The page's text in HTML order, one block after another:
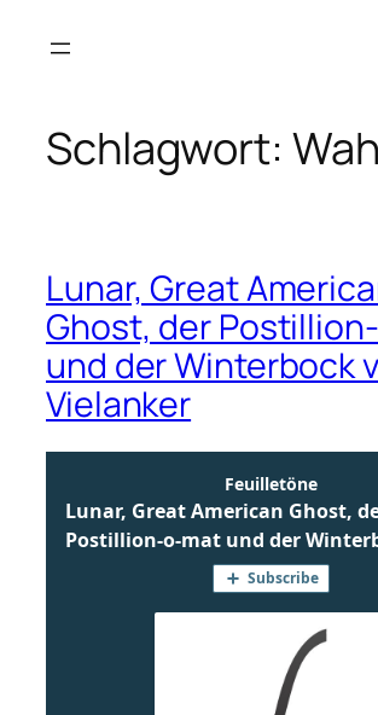
Inhalt
Schlagwort:
Lunar, Great
Ghost, der
und der Winterbock
Vielanker